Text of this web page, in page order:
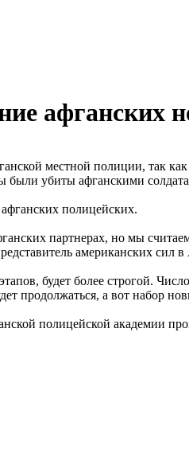
афганских
местной полиции, так
были убиты афганскими
полицейских.
партнерах, но мы
американских сил в
будет более строгой.
продолжаться, а вот набор
полицейской академии